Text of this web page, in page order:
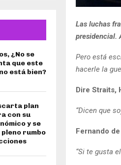
Las luchas
presidencial.
Pero está
hacerle la
Dire Straits,
“Dicen que
Fernando de
“Si te gusta
¿No se
que este
está bien?
plan
con su
y se
pleno rumbo